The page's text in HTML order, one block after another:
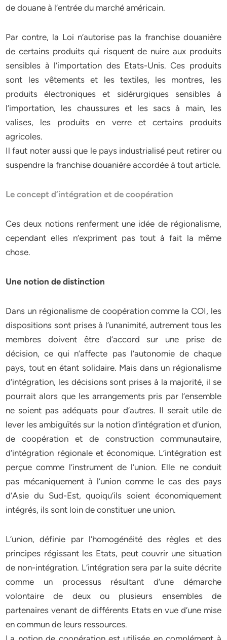
de douane à l’entrée du marché américain.
Par contre, la Loi n’autorise pas la franchise douanière
de certains produits qui risquent de nuire aux produits
sensibles à l’importation des Etats-Unis. Ces produits
sont les vêtements et les textiles, les montres, les
produits électroniques et sidérurgiques sensibles à
l’importation, les chaussures et les sacs à main, les
valises, les produits en verre et certains produits
agricoles.
Il faut noter aussi que le pays industrialisé peut retirer ou
suspendre la franchise douanière accordée à tout article.
Le concept d’intégration et de coopération
Ces deux notions renferment une idée de régionalisme,
cependant elles n’expriment pas tout à fait la même
chose.
Une notion de distinction
Dans un régionalisme de coopération comme la COI, les
dispositions sont prises à l’unanimité, autrement tous les
membres doivent être d’accord sur une prise de
décision, ce qui n’affecte pas l’autonomie de chaque
pays, tout en étant solidaire. Mais dans un régionalisme
d’intégration, les décisions sont prises à la majorité, il se
pourrait alors que les arrangements pris par l’ensemble
ne soient pas adéquats pour d’autres. Il serait utile de
lever les ambiguïtés sur la notion d’intégration et d’union,
de coopération et de construction communautaire,
d’intégration régionale et économique. L’intégration est
perçue comme l’instrument de l’union. Elle ne conduit
pas mécaniquement à l’union comme le cas des pays
d’Asie du Sud-Est, quoiqu’ils soient économiquement
intégrés, ils sont loin de constituer une union.
L’union, définie par l’homogénéité des règles et des
principes régissant les Etats, peut couvrir une situation
de non-intégration. L’intégration sera par la suite décrite
comme un processus résultant d’une démarche
volontaire de deux ou plusieurs ensembles de
partenaires venant de différents Etats en vue d’une mise
en commun de leurs ressources.